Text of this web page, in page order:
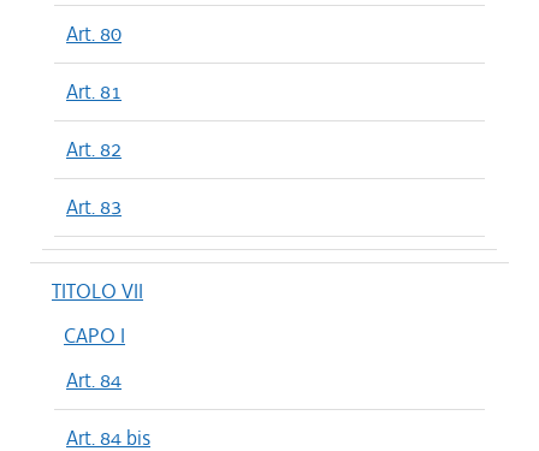
Art. 80
Art. 81
Art. 82
Art. 83
TITOLO VII
CAPO I
Art. 84
Art. 84 bis